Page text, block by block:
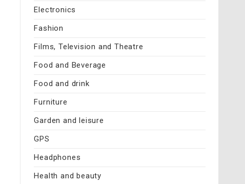
Electronics
Fashion
Films, Television and Theatre
Food and Beverage
Food and drink
Furniture
Garden and leisure
GPS
Headphones
Health and beauty